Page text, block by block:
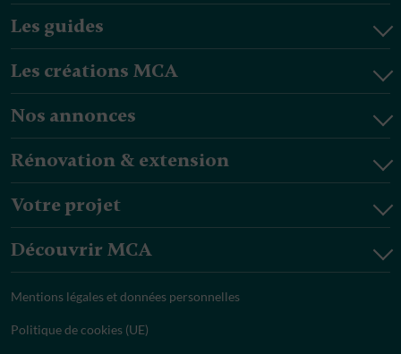
Les guides
Les créations MCA
Nos annonces
Rénovation & extension
Votre projet
Découvrir MCA
Mentions légales et données personnelles
Politique de cookies (UE)